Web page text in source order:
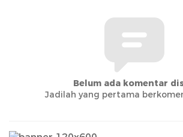
Belum ada komentar
Jadilah yang pertama